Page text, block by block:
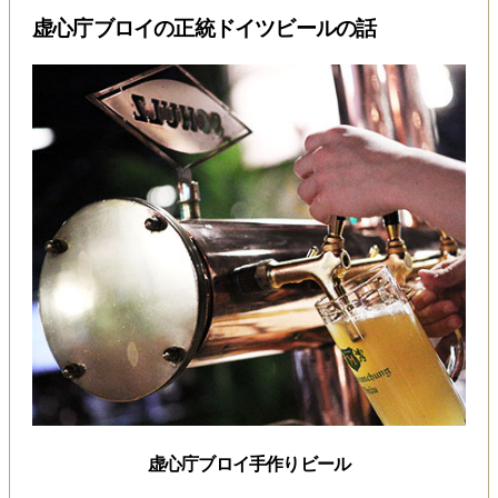
虚心庁ブロイの正統ドイツビールの話
虚心庁ブロイ手作りビール